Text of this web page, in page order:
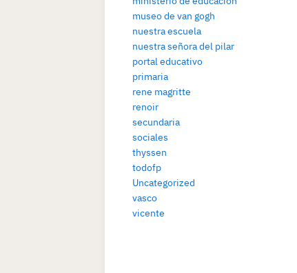
museo de van gogh
nuestra escuela
nuestra señora del pilar
portal educativo
primaria
rene magritte
renoir
secundaria
sociales
thyssen
todofp
Uncategorized
vasco
vicente